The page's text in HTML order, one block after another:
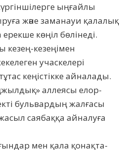
ыңғайлы
және заманауи қалалық
көңіл бөлінеді.
кезеңімен
учаскелері
кеңістікке айналады.
аллеясы елор­
бульвардың жалғасы
саябаққа айналуға
мен қала қонақ­та­